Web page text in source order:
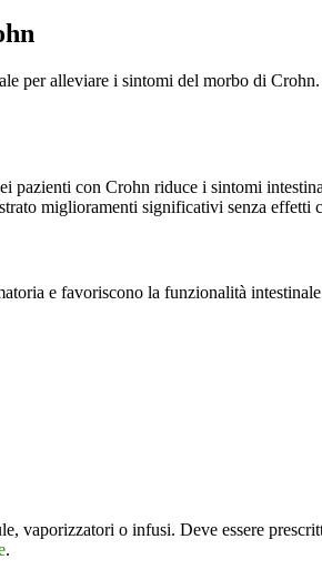
per alleviare i sintomi del morbo di
pazienti con Crohn riduce i sintomi
miglioramenti significativi senza effetti
e favoriscono la funzionalità
vaporizzatori o infusi. Deve essere
.